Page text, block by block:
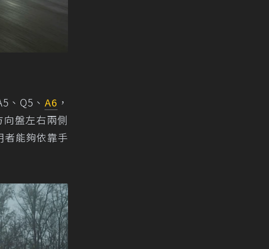
、Q5、 A6 ，
盤左右兩側
者能夠依靠手